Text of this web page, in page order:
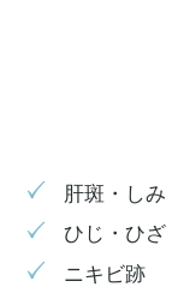
肝斑・しみ
ひじ・ひざ
ニキビ跡